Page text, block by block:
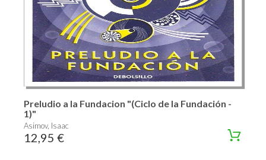
Preludio a la Fundacion "(Ciclo de la Fundación -
1)"
Asimov, Isaac
12,95 €